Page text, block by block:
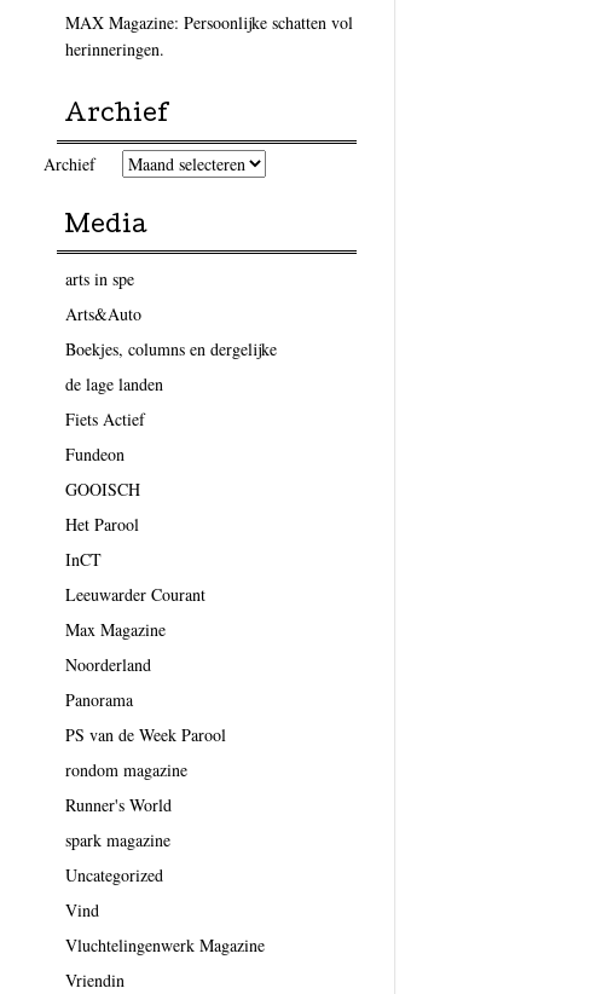
MAX Magazine: Persoonlijke schatten vol
herinneringen.
Archief
Archief
Media
arts in spe
Arts&Auto
Boekjes, columns en dergelijke
de lage landen
Fiets Actief
Fundeon
GOOISCH
Het Parool
InCT
Leeuwarder Courant
Max Magazine
Noorderland
Panorama
PS van de Week Parool
rondom magazine
Runner's World
spark magazine
Uncategorized
Vind
Vluchtelingenwerk Magazine
Vriendin